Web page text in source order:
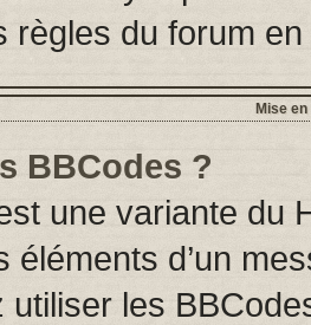
règles du forum
Mise
BBCodes ?
une variante du
éléments d’un
utiliser les